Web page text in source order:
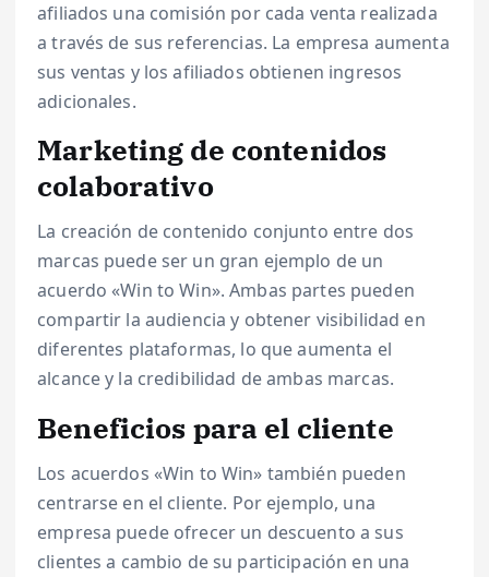
afiliados una comisión por cada venta realizada
a través de sus referencias. La empresa aumenta
sus ventas y los afiliados obtienen ingresos
adicionales.
Marketing de contenidos
colaborativo
La creación de contenido conjunto entre dos
marcas puede ser un gran ejemplo de un
acuerdo «Win to Win». Ambas partes pueden
compartir la audiencia y obtener visibilidad en
diferentes plataformas, lo que aumenta el
alcance y la credibilidad de ambas marcas.
Beneficios para el cliente
Los acuerdos «Win to Win» también pueden
centrarse en el cliente. Por ejemplo, una
empresa puede ofrecer un descuento a sus
clientes a cambio de su participación en una